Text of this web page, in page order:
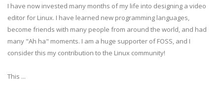
I have now invested many months of my life into designing a video
editor for Linux. I have learned new programming languages,
become friends with many people from around the world, and had
many "Ah ha" moments. I am a huge supporter of FOSS, and I
consider this my contribution to the Linux community!
This ...